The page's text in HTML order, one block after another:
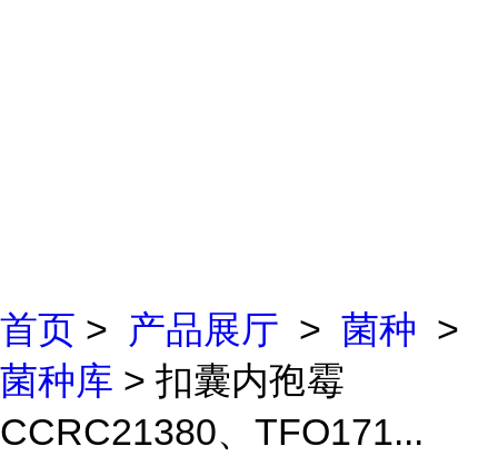
首页 > 产品展厅 > 菌种 >
菌种库 > 扣囊内孢霉
CCRC21380、TFO171...